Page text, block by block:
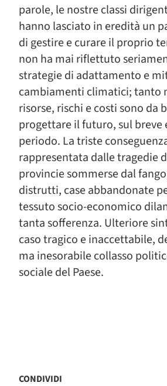
parole, le nostre classi
hanno lasciato in eredità un
di gestire e curare il proprio
non ha mai riflettuto
strategie di adattamento e
cambiamenti climatici; tanto
risorse, rischi e costi sono da
progettare il futuro, sul breve
periodo. La triste
rappresentata dalle tragedie
provincie sommerse dal
distrutti, case abbandonate
tessuto socio-economico
tanta sofferenza. Ulteriore
caso tragico e inaccettabile,
ma inesorabile collasso
sociale del Paese.
CONDIVIDI